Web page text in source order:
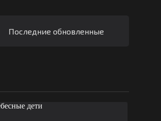
Последние обновленные